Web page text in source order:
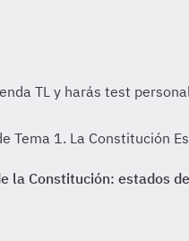
Tema 1. La Constitución
la Constitución: estados